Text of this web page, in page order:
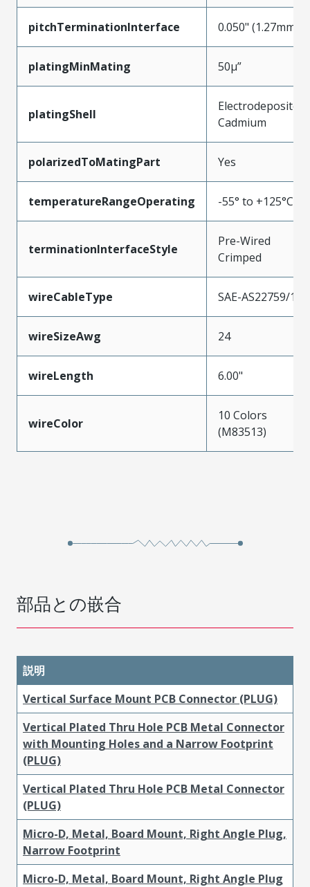
pitchTerminationInterface 0.050" (1.27mm)
platingMinMating 50µ”
platingShell
Electrodeposited
Cadmium
polarizedToMatingPart Yes
temperatureRangeOperating -55° to +125°C
terminationInterfaceStyle
Pre-Wired
Crimped
wireCableType SAE-AS22759/11
wireSizeAwg 24
wireLength 6.00"
wireColor
10 Colors
(M83513)
部品との嵌合
説明
Vertical Surface Mount PCB Connector (PLUG)
Vertical Plated Thru Hole PCB Metal Connector
with Mounting Holes and a Narrow Footprint
(PLUG)
Vertical Plated Thru Hole PCB Metal Connector
(PLUG)
Micro-D, Metal, Board Mount, Right Angle Plug,
Narrow Footprint
Micro-D, Metal, Board Mount, Right Angle Plug